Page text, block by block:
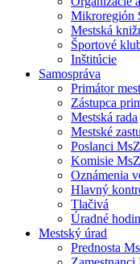
Mikroregión
Mestská
Športové
Inštitúcie
Samospráva
Primátor
Zástupca
Mestská rada
Mestské
Poslanci MsZ
Komisie MsZ
Oznámenia
Hlavný
Tlačivá
Úradné
Mestský úrad
Prednosta